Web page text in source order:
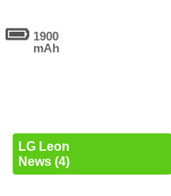
1900
mAh
LG Leon
News (4)